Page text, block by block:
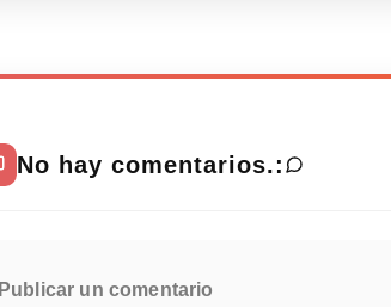
No hay comentarios.:
Publicar un comentario